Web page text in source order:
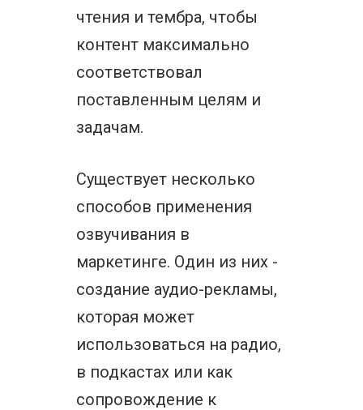
чтения и тембра, чтобы
контент максимально
соответствовал
поставленным целям и
задачам.
Существует несколько
способов применения
озвучивания в
маркетинге. Один из них -
создание аудио-рекламы,
которая может
использоваться на радио,
в подкастах или как
сопровождение к